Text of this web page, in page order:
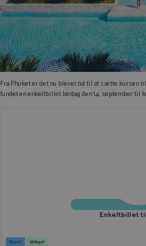
Fra Phuket er det nu blevet tid til at sætte kursen
fundet en enkeltbillet lørdag den 14. september til
Enkeltbillet